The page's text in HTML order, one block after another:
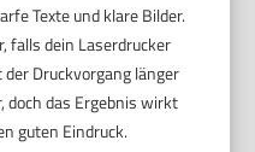
Texte und klare Bilder.
falls dein Laserdrucker
Druckvorgang länger
doch das Ergebnis wirkt
guten Eindruck.